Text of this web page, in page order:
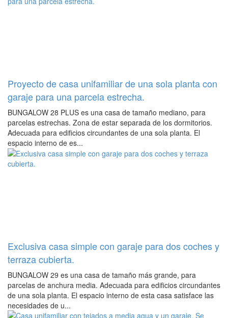
Proyecto de casa unifamiliar de una sola planta con
garaje para una parcela estrecha.
BUNGALOW 28 PLUS es una casa de tamaño mediano, para
parcelas estrechas. Zona de estar separada de los dormitorios.
Adecuada para edificios circundantes de una sola planta. El
espacio interno de es...
Exclusiva casa simple con garaje para dos coches y
terraza cubierta.
BUNGALOW 29 es una casa de tamaño más grande, para
parcelas de anchura media. Adecuada para edificios circundantes
de una sola planta. El espacio interno de esta casa satisface las
necesidades de u...